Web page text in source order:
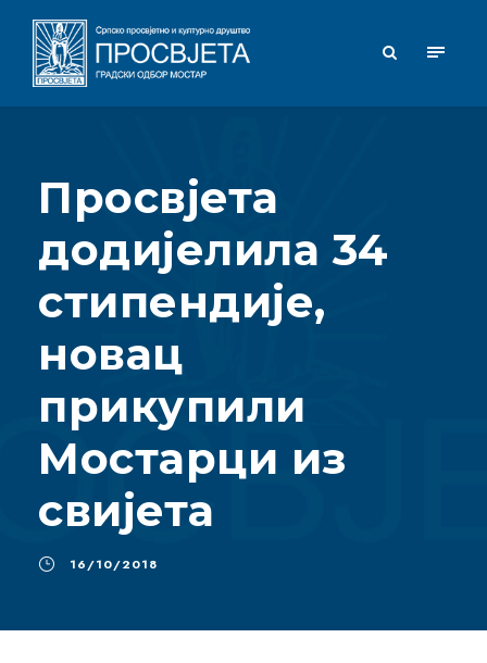
Просвјета
додијелила 34
стипендије,
новац
прикупили
Мостарци из
свијета
16/10/2018